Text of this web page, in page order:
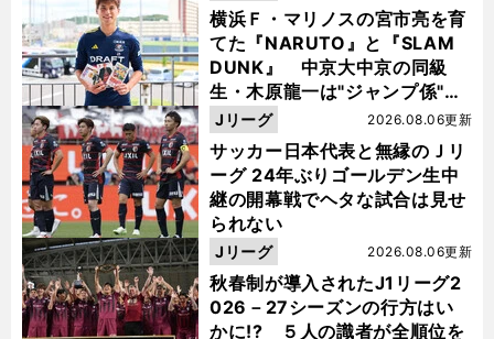
横浜Ｆ・マリノスの宮市亮を育
てた『NARUTO』と『SLAM
DUNK』 中京大中京の同級
生・木原龍一は"ジャンプ係"だ
った
サッカー日本代表と無縁のＪリ
ーグ 24年ぶりゴールデン生中
継の開幕戦でヘタな試合は見せ
られない
2026.08.06更新
Jリーグ
秋春制が導入されたJ1リーグ2
026－27シーズンの行方はい
かに!? ５人の識者が全順位を
2026.08.06更新
Jリーグ